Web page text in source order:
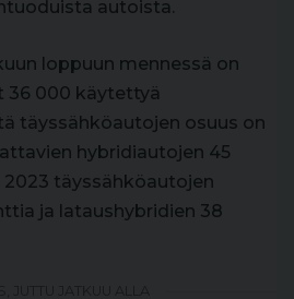
autoista.
loppuun mennessä on
36 000 käytettyä
täyssähköautojen osuus on
hybridiautojen 45
täyssähköautojen
ja lataushybridien 38